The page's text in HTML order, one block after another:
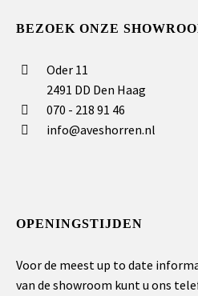
BEZOEK ONZE
Oder 11
2491 DD Den Haag
070 - 218 91 46
info@aveshorren.nl
OPENINGSTIJDEN
Voor de meest up to date
van de showroom kunt u ons